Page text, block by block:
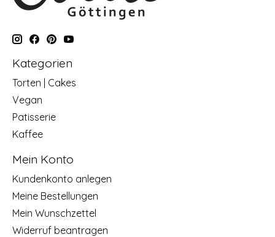
Kategorien
Torten | Cakes
Vegan
Patisserie
Kaffee
Mein Konto
Kundenkonto anlegen
Meine Bestellungen
Mein Wunschzettel
Widerruf beantragen